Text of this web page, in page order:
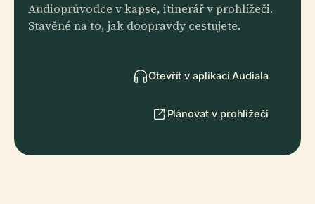
Audioprůvodce v kapse, itinerář v prohlížeči.
Stavěné na to, jak doopravdy cestujete.
Otevřít v aplikaci Audiala
Plánovat v prohlížeči